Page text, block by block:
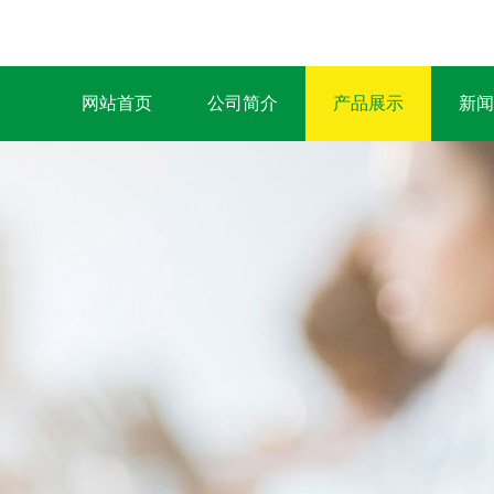
网站首页 公司简介 产品展示 新